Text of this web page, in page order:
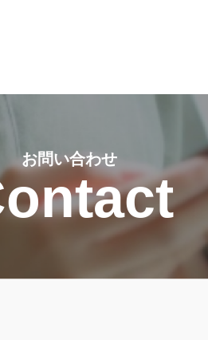
お問い合わせ